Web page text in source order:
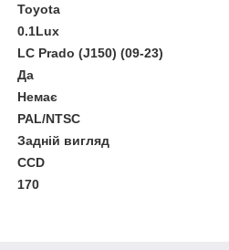
Toyota
0.1Lux
LC Prado (J150) (09-23)
Да
Немає
PAL/NTSC
Задній вигляд
CCD
170